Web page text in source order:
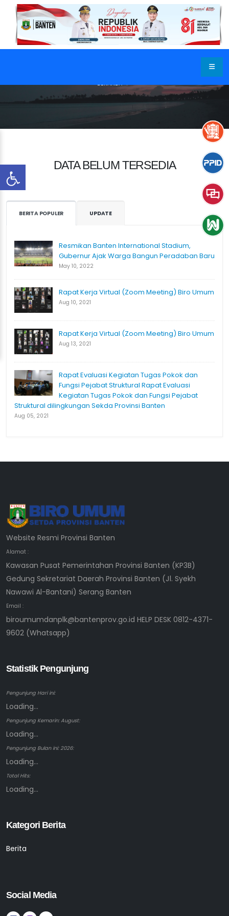
BERANDA
DATA BELUM TERSEDIA
BERITA POPULER UPDATE
Resmikan Banten International Stadium,
Gubernur Ajak Warga Bangun Peradaban Baru
May 10, 2022
Rapat Kerja Virtual (Zoom Meeting) Biro Umum
Aug 10, 2021
Rapat Kerja Virtual (Zoom Meeting) Biro Umum
Aug 13, 2021
Rapat Evaluasi Kegiatan Tugas Pokok dan
Fungsi Pejabat Struktural Rapat Evaluasi
Kegiatan Tugas Pokok dan Fungsi Pejabat
Struktural dilingkungan Sekda Provinsi Banten
Aug 05, 2021
Website Resmi Provinsi Banten
Alamat :
Kawasan Pusat Pemerintahan Provinsi Banten (KP3B)
Gedung Sekretariat Daerah Provinsi Banten (Jl. Syekh
Nawawi Al-Bantani) Serang Banten
Email :
biroumumdanplk@bantenprov.go.id HELP DESK 0812-4371-
9602 (Whatsapp)
Statistik Pengunjung
Pengunjung Hari ini:
Loading...
Pengunjung Kemarin: August:
Loading...
Pengunjung Bulan ini: 2026:
Loading...
Total Hits:
Loading...
Kategori Berita
Berita
Social Media